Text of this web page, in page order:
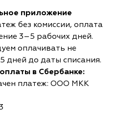
приложение
без комиссии, оплата
3–5 рабочих дней.
оплачивать не
дней до даты списания.
в Сбербанке:
платеж: ООО МКК